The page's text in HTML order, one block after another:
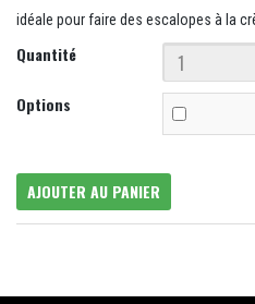
idéale pour faire des escalopes à la
Quantité
Options
AJOUTER AU PANIER